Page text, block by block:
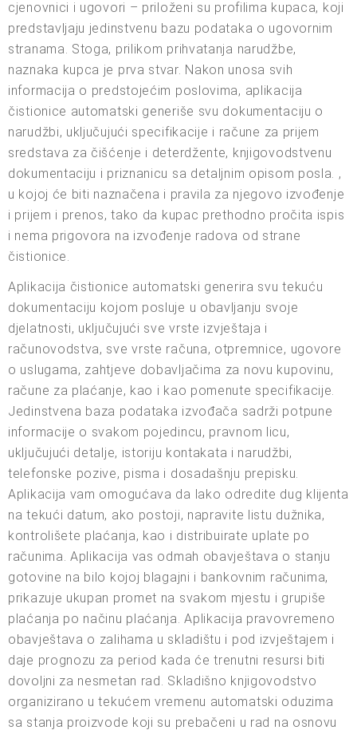
cjenovnici i ugovori – priloženi su profilima kupaca, koji
predstavljaju jedinstvenu bazu podataka o ugovornim
stranama. Stoga, prilikom prihvatanja narudžbe,
naznaka kupca je prva stvar. Nakon unosa svih
informacija o predstojećim poslovima, aplikacija
čistionice automatski generiše svu dokumentaciju o
narudžbi, uključujući specifikacije i račune za prijem
sredstava za čišćenje i deterdžente, knjigovodstvenu
dokumentaciju i priznanicu sa detaljnim opisom posla. ,
u kojoj će biti naznačena i pravila za njegovo izvođenje
i prijem i prenos, tako da kupac prethodno pročita ispis
i nema prigovora na izvođenje radova od strane
čistionice.
Aplikacija čistionice automatski generira svu tekuću
dokumentaciju kojom posluje u obavljanju svoje
djelatnosti, uključujući sve vrste izvještaja i
računovodstva, sve vrste računa, otpremnice, ugovore
o uslugama, zahtjeve dobavljačima za novu kupovinu,
račune za plaćanje, kao i kao pomenute specifikacije.
Jedinstvena baza podataka izvođača sadrži potpune
informacije o svakom pojedincu, pravnom licu,
uključujući detalje, istoriju kontakata i narudžbi,
telefonske pozive, pisma i dosadašnju prepisku.
Aplikacija vam omogućava da lako odredite dug klijenta
na tekući datum, ako postoji, napravite listu dužnika,
kontrolišete plaćanja, kao i distribuirate uplate po
računima. Aplikacija vas odmah obavještava o stanju
gotovine na bilo kojoj blagajni i bankovnim računima,
prikazuje ukupan promet na svakom mjestu i grupiše
plaćanja po načinu plaćanja. Aplikacija pravovremeno
obavještava o zalihama u skladištu i pod izvještajem i
daje prognozu za period kada će trenutni resursi biti
dovoljni za nesmetan rad. Skladišno knjigovodstvo
organizirano u tekućem vremenu automatski oduzima
sa stanja proizvode koji su prebačeni u rad na osnovu